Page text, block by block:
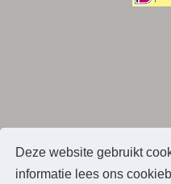
Deze website gebruikt
informatie lees ons